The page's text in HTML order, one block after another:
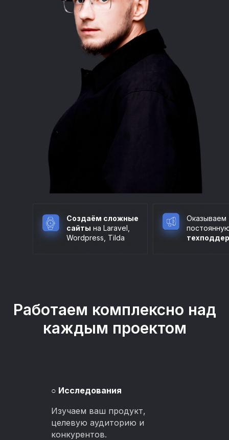
Создаём сложные
сайты на Laravel,
Wordpress, Tilda
Оказываем
Работаем комплексно над
каждым проектом
Изучаем ваш продукт,
целевую аудиторию и
конкурентов.
○ Исследования